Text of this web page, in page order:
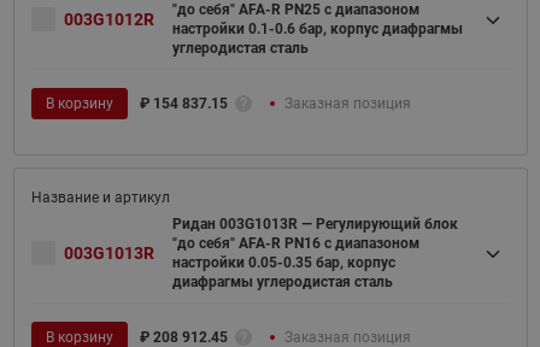
003G1012R
"до себя" AFA-R PN25 с диапазоном
настройки 0.1-0.6 бар, корпус диафрагмы
углеродистая сталь
В корзину ₽ 154 837.15 Заказная позиция
003G1013R
Ридан 003G1013R — Регулирующий блок
"до себя" AFA-R PN16 с диапазоном
настройки 0.05-0.35 бар, корпус
диафрагмы углеродистая сталь
В корзину ₽ 208 912.45 Заказная позиция